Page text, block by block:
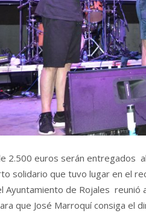
2.500 euros serán entregados
solidario que tuvo lugar en el
Ayuntamiento de Rojales
que José Marroquí consiga el